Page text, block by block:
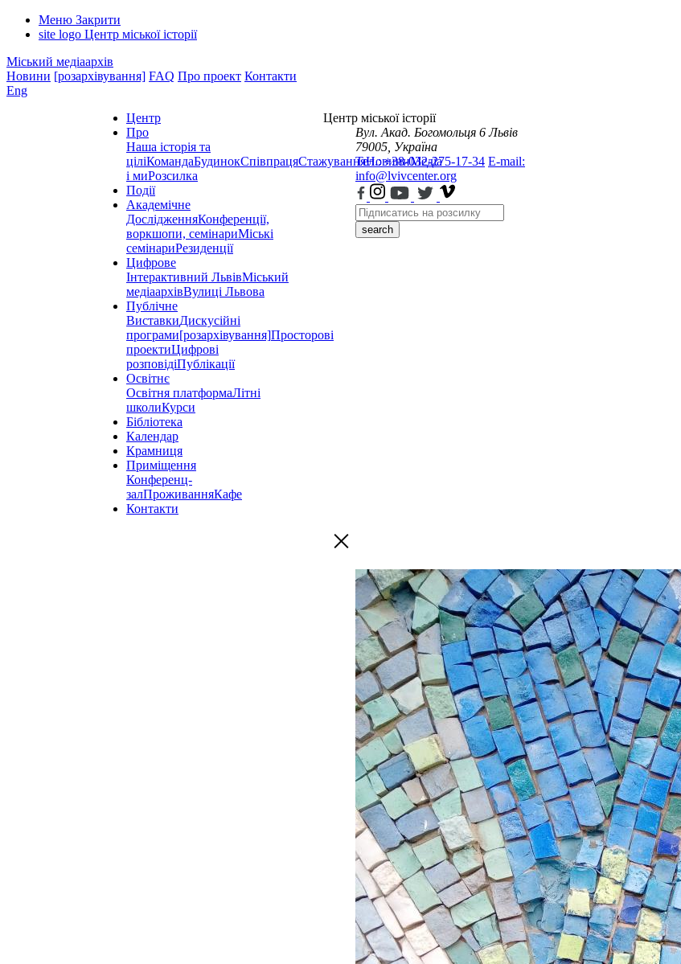
Меню Закрити
site logo Центр міської історії
Міський медіаархів
Новини [розархівування] FAQ Про проект Контакти
Eng
Центр
Про
Наша історія та
ціліКомандаБудинокСпівпрацяСтажуванняНовиниМедіа
і миРозсилка
Події
Академічне
ДослідженняКонференції,
воркшопи, семінариМіські
семінариРезиденції
Цифрове
Інтерактивний ЛьвівМіський
медіаархівВулиці Львова
Публічне
ВиставкиДискусійні
програми[розархівування]Просторові
проектиЦифрові
розповідіПублікації
Освітнє
Освітня платформаЛітні
школиКурси
Бібліотека
Календар
Крамниця
Приміщення
Конференц-
залПроживанняКафе
Контакти
Центр міської історії
Вул. Акад. Богомольця 6 Львів
79005, Україна
Тел.: +38-032-275-17-34 E-mail:
info@lvivcenter.org
search